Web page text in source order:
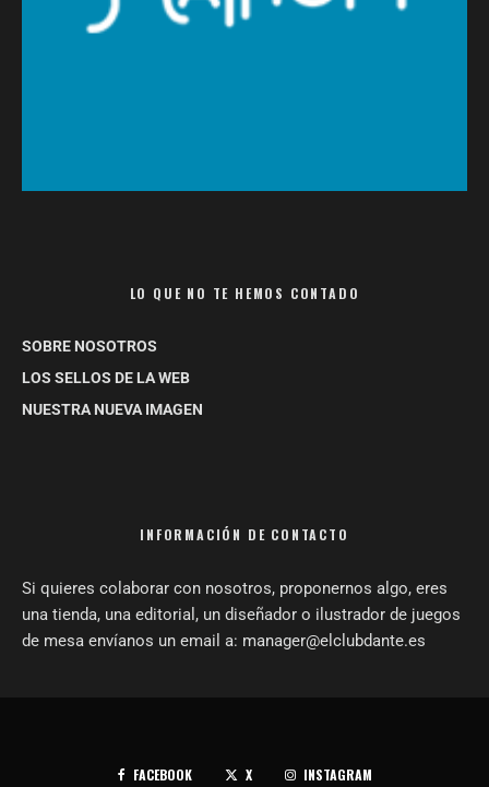
LO QUE NO TE HEMOS CONTADO
SOBRE NOSOTROS
LOS SELLOS DE LA WEB
NUESTRA NUEVA IMAGEN
INFORMACIÓN DE CONTACTO
Si quieres colaborar con nosotros, proponernos algo, eres
una tienda, una editorial, un diseñador o ilustrador de juegos
de mesa envíanos un email a: manager@elclubdante.es
FACEBOOK X INSTAGRAM